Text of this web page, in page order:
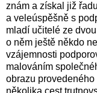
znám a získal již
a veleúspěšně s
mladí učitelé ze
o něm ještě někdo
vzájemnosti
malováním
obrazu
několika cest